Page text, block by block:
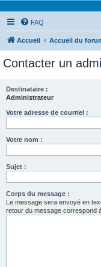
FAQ
Accueil Accueil du
Contacter un
Destinataire :
Administrateur
Votre adresse de courriel :
Votre nom :
Sujet :
Corps du message :
Le message sera envoyé en
retour du message correspond